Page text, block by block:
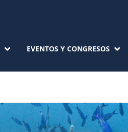
EVENTOS Y CONGRESOS